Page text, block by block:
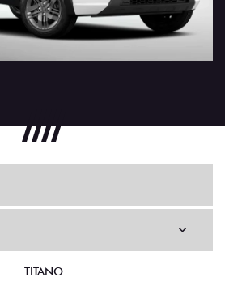
TITANO